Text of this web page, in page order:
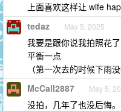
上面喜欢这样让 wife
tedaz May 5, 2025
我要是跟你说我拍照花
平衡一点
（第一次去的时候下雨
McCall2887 May 5,
没拍，几年了也没后悔。